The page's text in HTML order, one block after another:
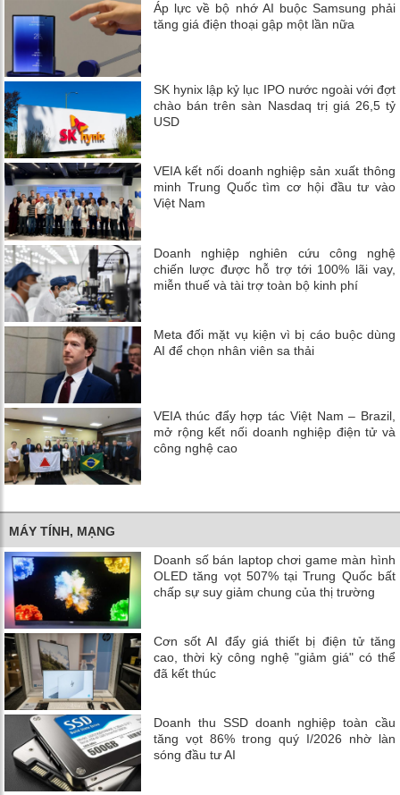
Áp lực về bộ nhớ AI buộc Samsung phải
tăng giá điện thoại gập một lần nữa
SK hynix lập kỷ lục IPO nước ngoài với đợt
chào bán trên sàn Nasdaq trị giá 26,5 tỷ
USD
VEIA kết nối doanh nghiệp sản xuất thông
minh Trung Quốc tìm cơ hội đầu tư vào
Việt Nam
Doanh nghiệp nghiên cứu công nghệ
chiến lược được hỗ trợ tới 100% lãi vay,
miễn thuế và tài trợ toàn bộ kinh phí
Meta đối mặt vụ kiện vì bị cáo buộc dùng
AI để chọn nhân viên sa thải
VEIA thúc đẩy hợp tác Việt Nam – Brazil,
mở rộng kết nối doanh nghiệp điện tử và
công nghệ cao
MÁY TÍNH, MẠNG
Doanh số bán laptop chơi game màn hình
OLED tăng vọt 507% tại Trung Quốc bất
chấp sự suy giảm chung của thị trường
Cơn sốt AI đẩy giá thiết bị điện tử tăng
cao, thời kỳ công nghệ "giảm giá" có thể
đã kết thúc
Doanh thu SSD doanh nghiệp toàn cầu
tăng vọt 86% trong quý I/2026 nhờ làn
sóng đầu tư AI